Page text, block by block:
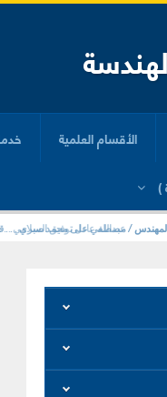
الأقسام العلمية
)
المهندس / عبدالله عادل توفيق السلامي . .
المهندس / مصطفي على محمد صبري . . .